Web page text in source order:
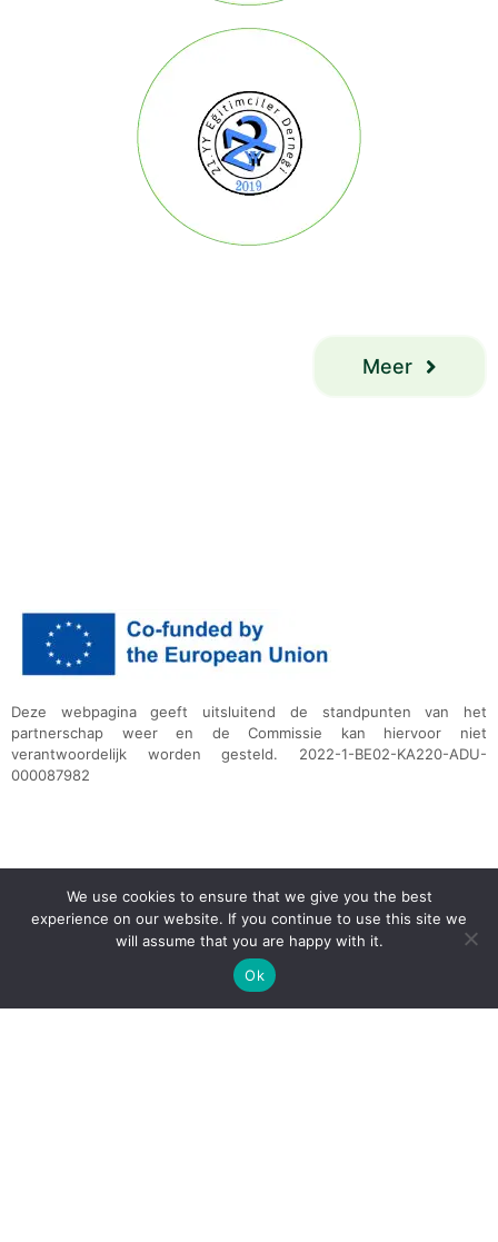
Meer
Deze webpagina geeft uitsluitend de standpunten van het
partnerschap weer en de Commissie kan hiervoor niet
verantwoordelijk worden gesteld. 2022-1-BE02-KA220-ADU-
000087982
We use cookies to ensure that we give you the best
experience on our website. If you continue to use this site we
will assume that you are happy with it.
Ok